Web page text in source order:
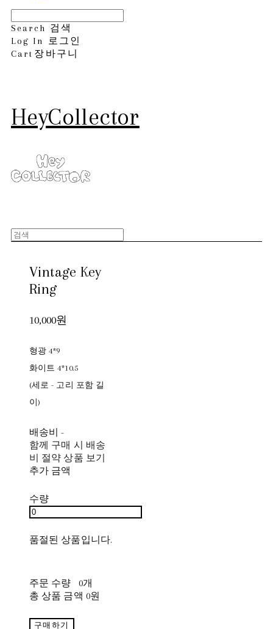
Search 검색
Log In
로그인
Cart 장바구니
HeyCollector
Vintage Key
Ring
10,000원
형광 4*9
화이트 4*10.5
(세로 - 고리 포함 길
이)
배송비-
함께 구매 시 배송
비 절약 상품 보기
추가 금액
수량
품절된 상품입니다.
주문 수량
0개
총 상품 금액 0원
구매하기